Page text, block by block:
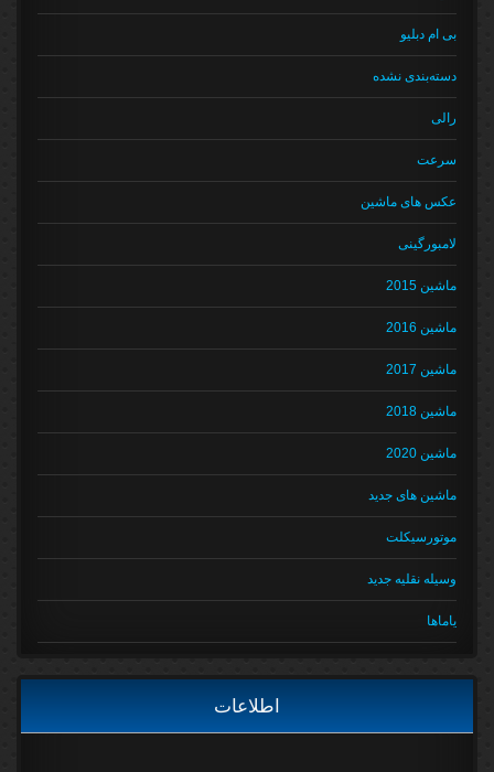
بی ام دبلیو
دسته‌بندی نشده
رالی
سرعت
عکس های ماشین
لامبورگینی
ماشین 2015
ماشین 2016
ماشین 2017
ماشین 2018
ماشین 2020
ماشین های جدید
موتورسیکلت
وسیله نقلیه جدید
یاماها
اطلاعات